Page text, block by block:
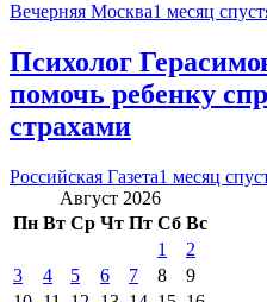
Вечерняя Москва1 месяц
Психолог
помочь ребенку
страхами
Российская Газета1 месяц
Август 2026
Пн Вт Ср Чт Пт Сб Вс
1
2
3
4 5 6 7 8
9